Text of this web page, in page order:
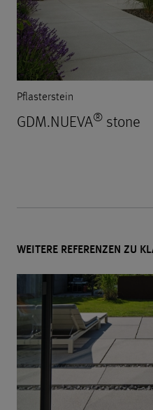
Pflasterstein
GDM.NUEVA® stone
WEITERE REFERENZEN ZU